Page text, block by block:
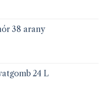
38 arany
24 L